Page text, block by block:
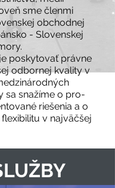
sme členmi
obchodnej
- Slovenskej
poskytovať právne
odbornej kvality v
sa snažíme o pro-
riešenia a o
v najväčšej